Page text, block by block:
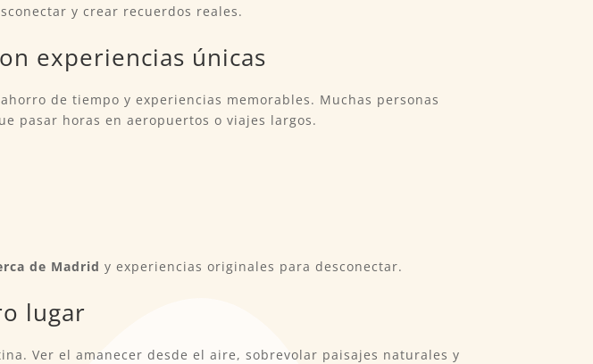
y crear recuerdos reales.
experiencias únicas
de tiempo y experiencias memorables. Muchas personas
pasar horas en aeropuertos o viajes largos.
de Madrid y experiencias originales para desconectar.
lugar
Ver el amanecer desde el aire, sobrevolar paisajes naturales y